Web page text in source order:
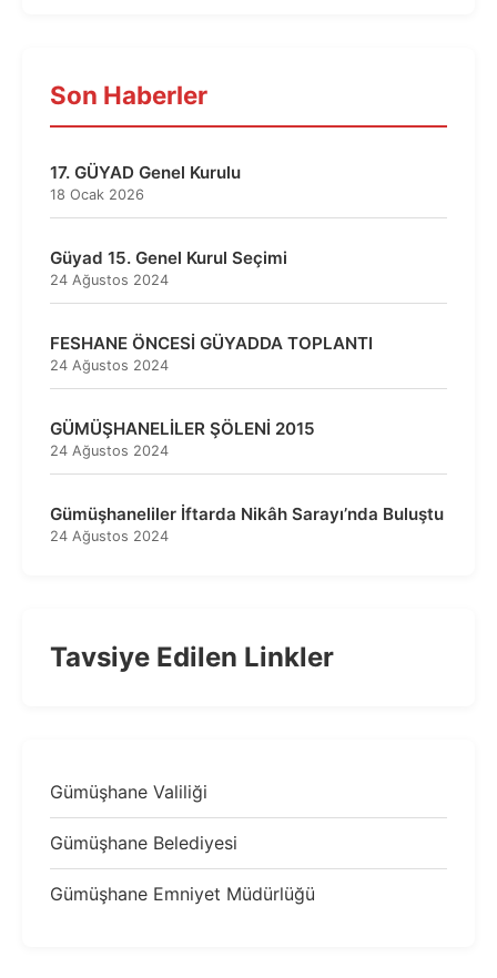
Son Haberler
17. GÜYAD Genel Kurulu
18 Ocak 2026
Güyad 15. Genel Kurul Seçimi
24 Ağustos 2024
FESHANE ÖNCESİ GÜYADDA TOPLANTI
24 Ağustos 2024
GÜMÜŞHANELİLER ŞÖLENİ 2015
24 Ağustos 2024
Gümüşhaneliler İftarda Nikâh Sarayı’nda Buluştu
24 Ağustos 2024
Tavsiye Edilen Linkler
Gümüşhane Valiliği
Gümüşhane Belediyesi
Gümüşhane Emniyet Müdürlüğü